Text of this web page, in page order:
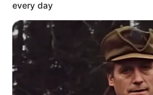
every day